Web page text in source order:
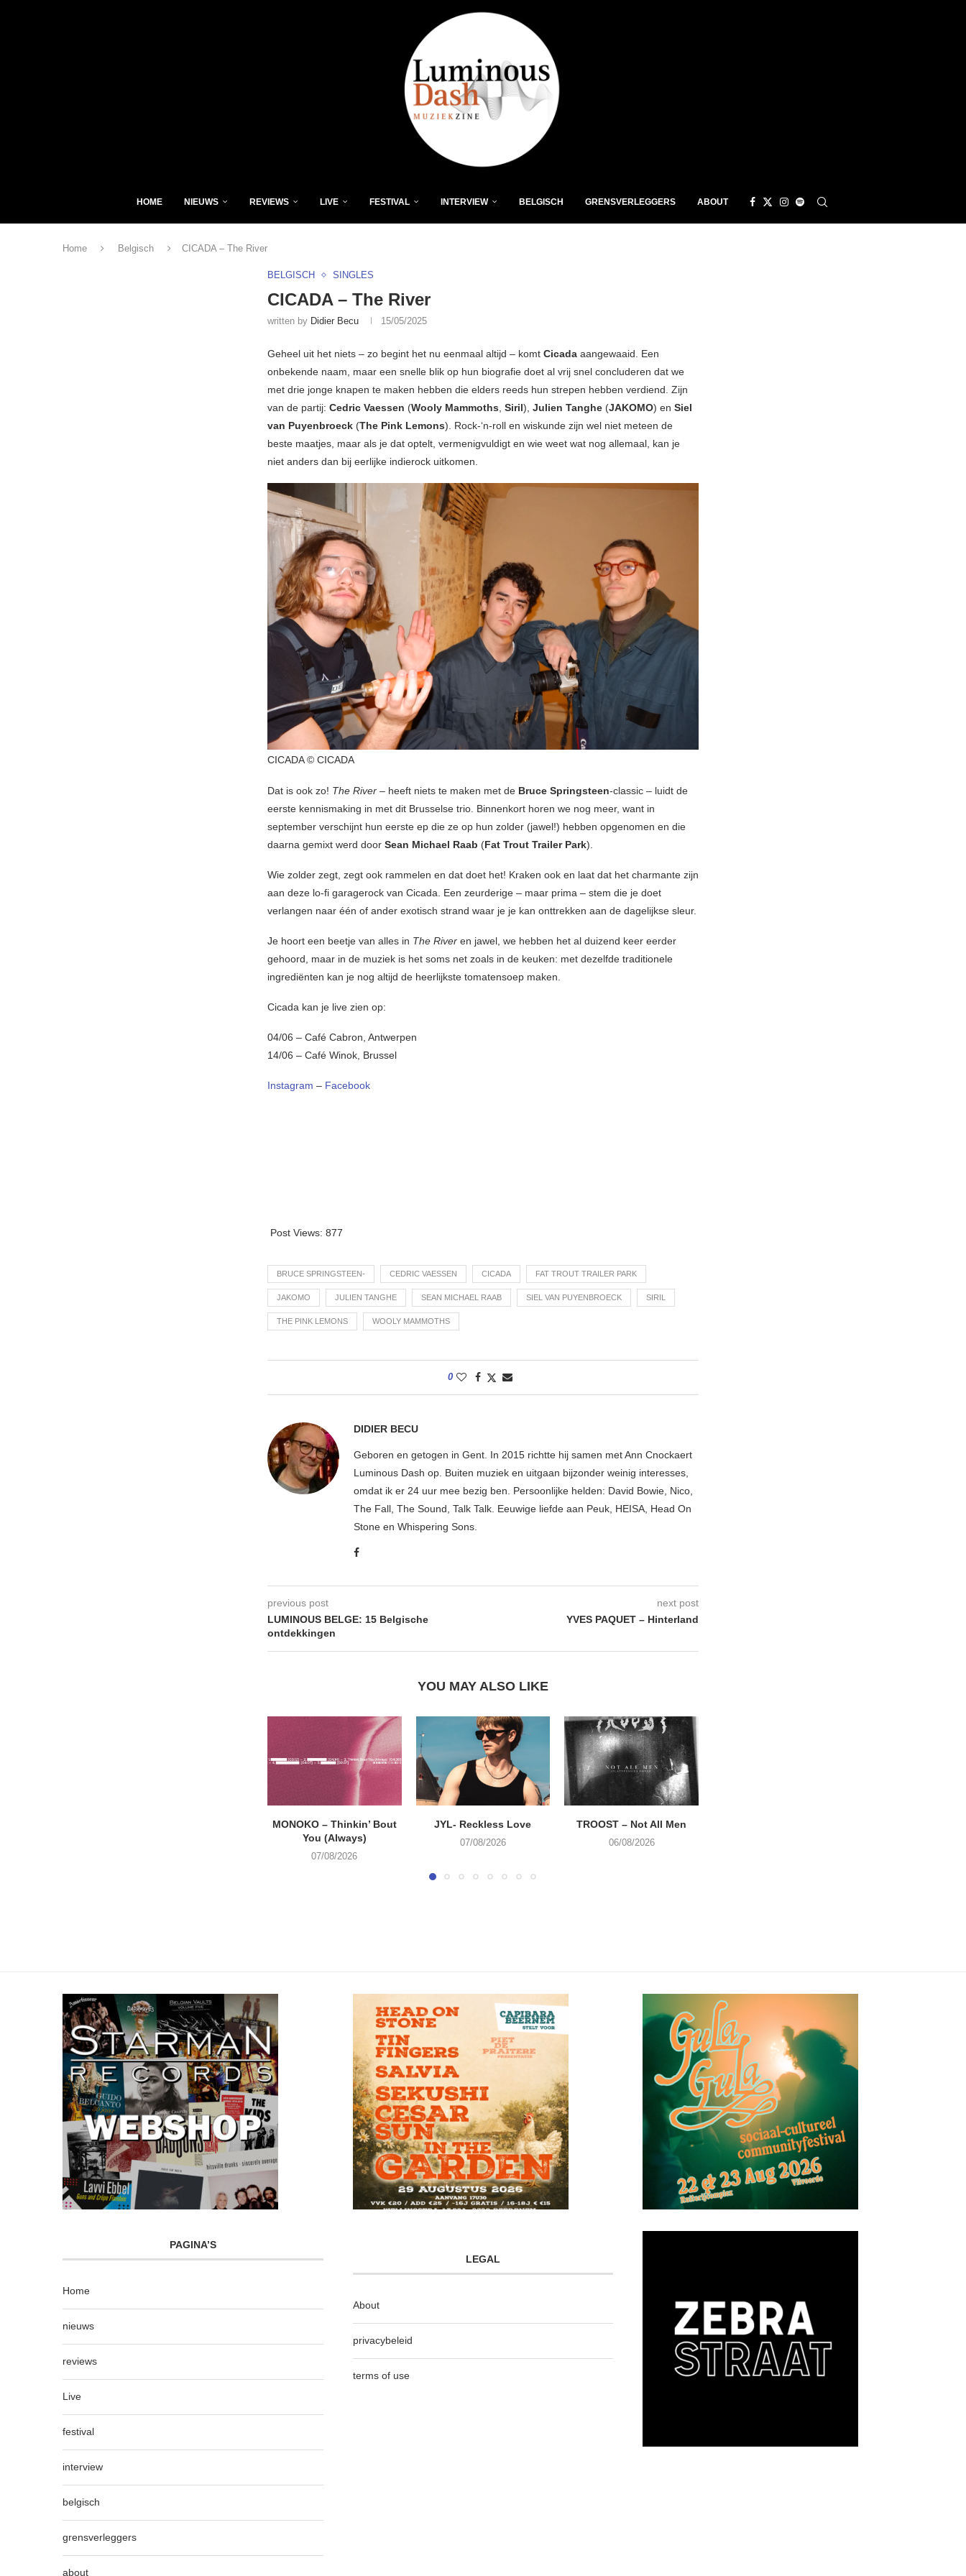
HOME NIEUWS REVIEWS LIVE FESTIVAL INTERVIEW BELGISCH GRENSVERLEGGERS ABOUT
Home Belgisch CICADA – The River
BELGISCH SINGLES
CICADA – The River
written by Didier Becu 15/05/2025
Geheel uit het niets – zo begint het nu eenmaal altijd – komt Cicada aangewaaid. Een
onbekende naam, maar een snelle blik op hun biografie doet al vrij snel concluderen dat we
met drie jonge knapen te maken hebben die elders reeds hun strepen hebben verdiend. Zijn
van de partij: Cedric Vaessen (Wooly Mammoths, Siril), Julien Tanghe (JAKOMO) en Siel
van Puyenbroeck (The Pink Lemons). Rock-‘n-roll en wiskunde zijn wel niet meteen de
beste maatjes, maar als je dat optelt, vermenigvuldigt en wie weet wat nog allemaal, kan je
niet anders dan bij eerlijke indierock uitkomen.
CICADA © CICADA
Dat is ook zo! The River – heeft niets te maken met de Bruce Springsteen-classic – luidt de
eerste kennismaking in met dit Brusselse trio. Binnenkort horen we nog meer, want in
september verschijnt hun eerste ep die ze op hun zolder (jawel!) hebben opgenomen en die
daarna gemixt werd door Sean Michael Raab (Fat Trout Trailer Park).
Wie zolder zegt, zegt ook rammelen en dat doet het! Kraken ook en laat dat het charmante zijn
aan deze lo-fi garagerock van Cicada. Een zeurderige – maar prima – stem die je doet
verlangen naar één of ander exotisch strand waar je je kan onttrekken aan de dagelijkse sleur.
Je hoort een beetje van alles in The River en jawel, we hebben het al duizend keer eerder
gehoord, maar in de muziek is het soms net zoals in de keuken: met dezelfde traditionele
ingrediënten kan je nog altijd de heerlijkste tomatensoep maken.
Cicada kan je live zien op:
04/06 – Café Cabron, Antwerpen
14/06 – Café Winok, Brussel
Instagram – Facebook
Post Views: 877
BRUCE SPRINGSTEEN- CEDRIC VAESSEN CICADA FAT TROUT TRAILER PARK
JAKOMO JULIEN TANGHE SEAN MICHAEL RAAB SIEL VAN PUYENBROECK SIRIL
THE PINK LEMONS WOOLY MAMMOTHS
0
DIDIER BECU
Geboren en getogen in Gent. In 2015 richtte hij samen met Ann Cnockaert
Luminous Dash op. Buiten muziek en uitgaan bijzonder weinig interesses,
omdat ik er 24 uur mee bezig ben. Persoonlijke helden: David Bowie, Nico,
The Fall, The Sound, Talk Talk. Eeuwige liefde aan Peuk, HEISA, Head On
Stone en Whispering Sons.
previous post
LUMINOUS BELGE: 15 Belgische
ontdekkingen
next post
YVES PAQUET – Hinterland
YOU MAY ALSO LIKE
MONOKO – Thinkin’ Bout
You (Always)
07/08/2026
JYL- Reckless Love
07/08/2026
TROOST – Not All Men
06/08/2026
PAGINA’S
Home
nieuws
reviews
Live
festival
interview
belgisch
grensverleggers
about
LEGAL
About
privacybeleid
terms of use